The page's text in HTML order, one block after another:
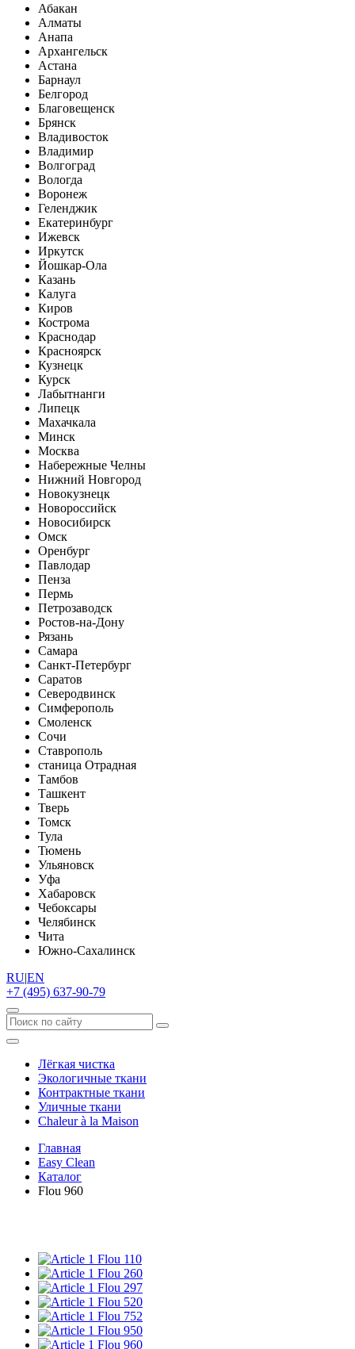
Абакан
Алматы
Анапа
Архангельск
Астана
Барнаул
Белгород
Благовещенск
Брянск
Владивосток
Владимир
Волгоград
Вологда
Воронеж
Геленджик
Екатеринбург
Ижевск
Иркутск
Йошкар-Ола
Казань
Калуга
Киров
Кострома
Краснодар
Красноярск
Кузнецк
Курск
Лабытнанги
Липецк
Махачкала
Минск
Москва
Набережные Челны
Нижний Новгород
Новокузнецк
Новороссийск
Новосибирск
Омск
Оренбург
Павлодар
Пенза
Пермь
Петрозаводск
Ростов-на-Дону
Рязань
Самара
Санкт-Петербург
Саратов
Северодвинск
Симферополь
Смоленск
Сочи
Ставрополь
станица Отрадная
Тамбов
Ташкент
Тверь
Томск
Тула
Тюмень
Ульяновск
Уфа
Хабаровск
Чебоксары
Челябинск
Чита
Южно-Сахалинск
RU|EN
+7 (495) 637-90-79
Лёгкая чистка
Экологичные ткани
Контрактные ткани
Уличные ткани
Сhaleur à la Maison
Главная
Easy Clean
Каталог
Flou 960
Flou 110
Flou 260
Flou 297
Flou 520
Flou 752
Flou 950
Flou 960